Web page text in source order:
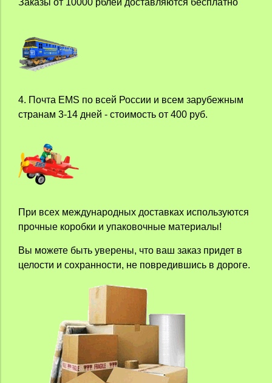
Заказы от 10000 рблей доставляются бесплатно
4. Почта EMS по всей России и всем зарубежным
странам 3-14 дней - стоимость от 400 руб.
При всех международных доставках используются
прочные коробки и упаковочные материалы!
Вы можете быть уверены, что ваш заказ придет в
целости и сохранности, не повредившись в дороге.